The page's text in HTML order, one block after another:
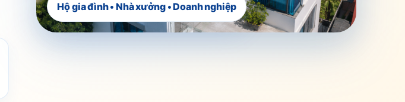
Hộ gia đình • Nhà xưởng • Doanh nghiệp